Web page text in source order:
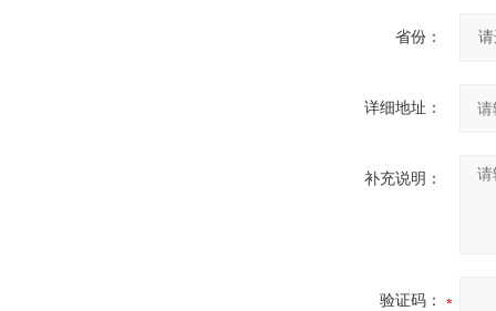
省份：
详细地址：
补充说明：
验证码：